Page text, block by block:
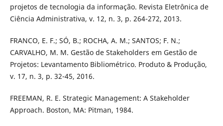
projetos de tecnologia da informação. Revista Eletrônica de
Ciência Administrativa, v. 12, n. 3, p. 264-272, 2013.
FRANCO, E. F.; SÓ, B.; ROCHA, A. M.; SANTOS; F. N.;
CARVALHO, M. M. Gestão de Stakeholders em Gestão de
Projetos: Levantamento Bibliométrico. Produto & Produção,
v. 17, n. 3, p. 32-45, 2016.
FREEMAN, R. E. Strategic Management: A Stakeholder
Approach. Boston, MA: Pitman, 1984.